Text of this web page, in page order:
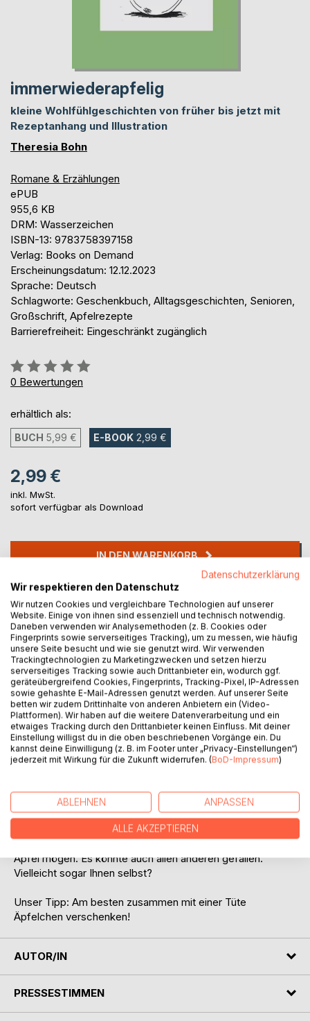
immerwiederapfelig
kleine Wohlfühlgeschichten von früher bis jetzt mit
Rezeptanhang und Illustration
Theresia Bohn
Romane & Erzählungen
ePUB
955,6 KB
DRM: Wasserzeichen
ISBN-13: 9783758397158
Verlag: Books on Demand
Erscheinungsdatum: 12.12.2023
Sprache: Deutsch
Schlagworte: Geschenkbuch, Alltagsgeschichten, Senioren,
Großschrift, Apfelrezepte
Barrierefreiheit: Eingeschränkt zugänglich
Bewertung::
0%
0 Bewertungen
erhältlich als:
BUCH 5,99 € E-BOOK 2,99 €
2,99 €
inkl. MwSt.
sofort verfügbar als Download
IN DEN WARENKORB
Auf die Merkliste
Titel bewerten
BESCHREIBUNG
Neben einer Einzelgeschichte erzählt die Autorin aus ihrer
Man kann sich wiederfinden, sich entspannen, schmunzeln,
vielleicht ein Rezept ausprobieren und über die witzigen
Zeichnungen lächeln.
Dieses Buch ist besonders geeignet für Menschen, die
Äpfel mögen. Es könnte auch allen anderen gefallen.
Vielleicht sogar Ihnen selbst?
Unser Tipp: Am besten zusammen mit einer Tüte
Äpfelchen verschenken!
AUTOR/IN
PRESSESTIMMEN
Datenschutzerklärung
Wir respektieren den Datenschutz
Wir nutzen Cookies und vergleichbare Technologien auf unserer
Website. Einige von ihnen sind essenziell und technisch notwendig.
Daneben verwenden wir Analysemethoden (z. B. Cookies oder
Fingerprints sowie serverseitiges Tracking), um zu messen, wie häufig
unsere Seite besucht und wie sie genutzt wird. Wir verwenden
Trackingtechnologien zu Marketingzwecken und setzen hierzu
serverseitiges Tracking sowie auch Drittanbieter ein, wodurch ggf.
geräteübergreifend Cookies, Fingerprints, Tracking-Pixel, IP-Adressen
sowie gehashte E-Mail-Adressen genutzt werden. Auf unserer Seite
betten wir zudem Drittinhalte von anderen Anbietern ein (Video-
Plattformen). Wir haben auf die weitere Datenverarbeitung und ein
etwaiges Tracking durch den Drittanbieter keinen Einfluss. Mit deiner
Einstellung willigst du in die oben beschriebenen Vorgänge ein. Du
kannst deine Einwilligung (z. B. im Footer unter „Privacy-Einstellungen“)
jederzeit mit Wirkung für die Zukunft widerrufen. (BoD-Impressum)
ABLEHNEN ANPASSEN
ALLE AKZEPTIEREN